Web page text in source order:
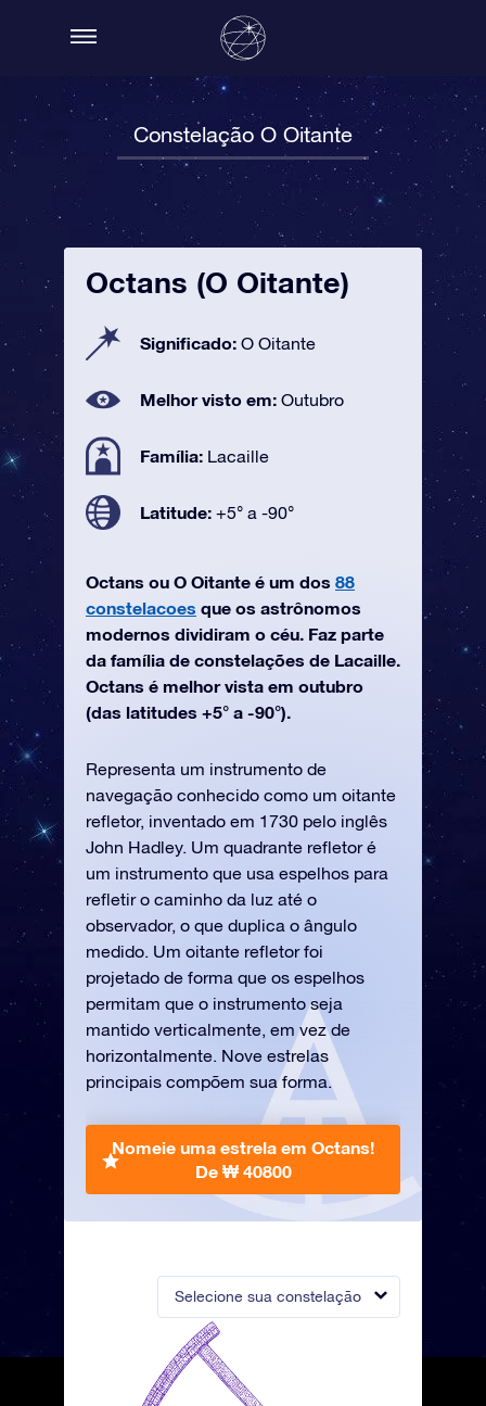
Constelação O Oitante
Selecione sua constelação
Octans (O Oitante)
Significado: O Oitante
Melhor visto em: Outubro
Família: Lacaille
Latitude: +5° a -90°
Octans ou O Oitante é um dos 88
constelacoes que os astrônomos
modernos dividiram o céu. Faz parte
da família de constelações de Lacaille.
Octans é melhor vista em outubro
(das latitudes +5° a -90°).
Representa um instrumento de
navegação conhecido como um oitante
refletor, inventado em 1730 pelo inglês
John Hadley. Um quadrante refletor é
um instrumento que usa espelhos para
refletir o caminho da luz até o
observador, o que duplica o ângulo
medido. Um oitante refletor foi
projetado de forma que os espelhos
permitam que o instrumento seja
mantido verticalmente, em vez de
horizontalmente. Nove estrelas
principais compõem sua forma.
Nomeie uma estrela em Octans!
De ₩ 40800